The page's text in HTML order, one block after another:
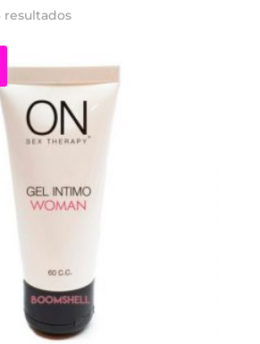
resultados